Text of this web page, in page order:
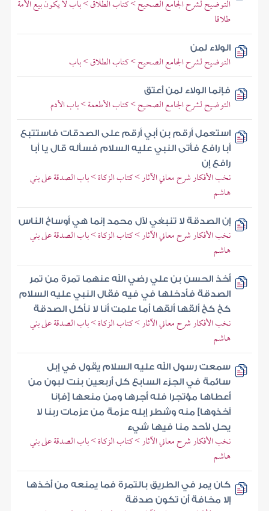
التوضيح لشرح الجامع الصحيح > كتاب الطلاق > باب لا يكون بيع الأمة
طلاقا
الولاء لمن
التوضيح لشرح الجامع الصحيح > كتاب الطلاق > باب
فإنما الولاء لمن أعتق
التوضيح لشرح الجامع الصحيح > كتاب الأطعمة > باب الأدم
استعمل أرقم بن أبي أرقم على الصدقات فاستتبع
أبا رافع فأتى النبي عليه السلام فسأله قال يا أبا
رافع إن
نخب الأفكار شرح معاني الآثار > كتاب الزكاة > باب الصدقة على بني
هاشم
إن الصدقة لا تنبغي لآل محمد إنما هي أوساخ الناس
نخب الأفكار شرح معاني الآثار > كتاب الزكاة > باب الصدقة على بني
هاشم
أخذ الحسن بن علي رضي الله عنهما تمرة من تمر
الصدقة فأدخلها في فيه فقال النبي عليه السلام
كخ كخ ألقها ألقها أما علمت أنا لا نأكل الصدقة
نخب الأفكار شرح معاني الآثار > كتاب الزكاة > باب الصدقة على بني
هاشم
سمعت رسول الله عليه السلام يقول في إبل
سائمة في الجزء السابع كل أربعين بنت لبون من
أعطاها مؤتجرا فله أجرها ومن منعها [فإنا
آخذوها] منه وشطر إبله عزمة من عزمات ربنا لا
يحل لأحد منا فيها شيء
نخب الأفكار شرح معاني الآثار > كتاب الزكاة > باب الصدقة على بني
هاشم
كان يمر في الطريق بالتمرة فما يمنعه من أخذها
إلا مخافة أن تكون صدقة